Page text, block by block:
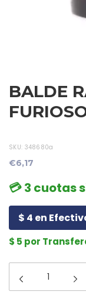
BALDE
SKU: 348680a
€6,17
💳 3 cuotas
$ 4 en
$ 5 por